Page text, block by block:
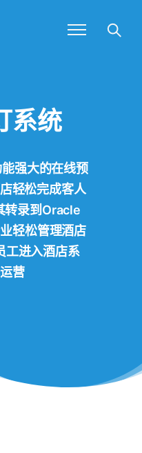
系统
强大的在线预
轻松完成客人
转录到Oracle
轻松管理酒店
工进入酒店系
营